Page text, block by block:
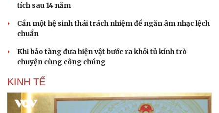
tích sau 14 năm
Cần một hệ sinh thái trách nhiệm để ngăn âm nhạc lệch
chuẩn
Khi bảo tàng đưa hiện vật bước ra khỏi tủ kính trò
chuyện cùng công chúng
KINH TẾ